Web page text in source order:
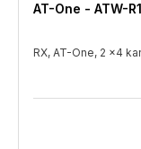
AT-One - ATW-
RX, AT-One, 2 x4